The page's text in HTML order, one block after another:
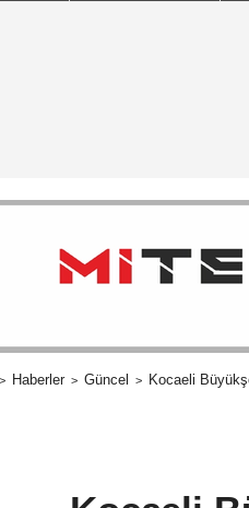
Haberler Güncel Kocaeli